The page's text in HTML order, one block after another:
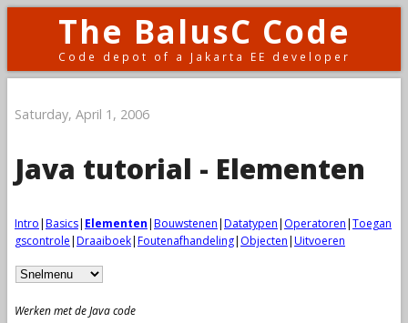
The BalusC Code
Code depot of a Jakarta EE developer
Saturday, April 1, 2006
Java tutorial - Elementen
Intro|Basics| Elementen|Bouwstenen|Datatypen| Operatoren|Toegan
gscontrole|Draaiboek|Foutenafhandeling| Objecten|Uitvoeren
Werken met de Java code